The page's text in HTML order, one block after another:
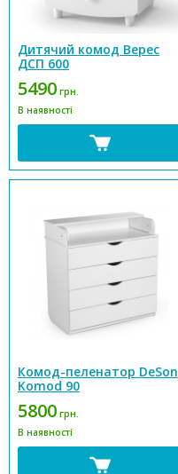
Дитячий комод Верес
ДСП 600
5490 грн.
В наявності
Комод-пеленатор DeSon
Komod 90
5800 грн.
В наявності